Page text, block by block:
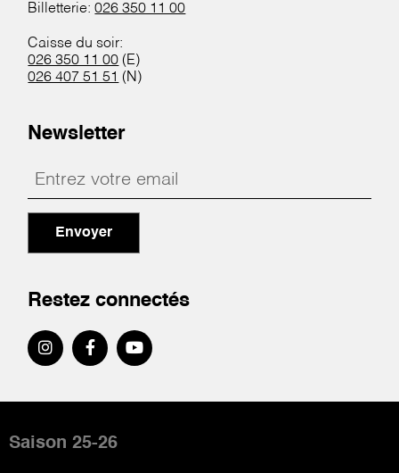
Billetterie:026 350 11 00
Caisse du soir:
026 350 11 00 (E)
026 407 51 51 (N)
Newsletter
Envoyer
Restez connectés
de
Saison 25-26